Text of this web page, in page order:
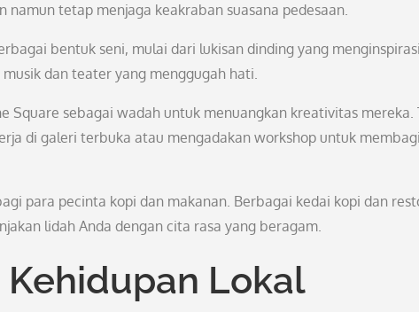
tetap menjaga keakraban suasana pedesaan.
bentuk seni, mulai dari lukisan dinding yang
dan teater yang menggugah hati.
Square sebagai wadah untuk menuangkan kreativitas mereka.
di galeri terbuka atau mengadakan workshop untuk
para pecinta kopi dan makanan. Berbagai kedai kopi dan
lidah Anda dengan cita rasa yang beragam.
Lokal